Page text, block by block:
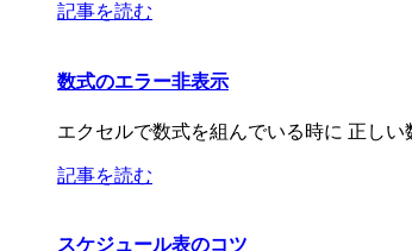
記事を読む
数式のエラー非表示
エクセルで数式を組んでいる時に 正し
記事を読む
スケジュール表のコツ